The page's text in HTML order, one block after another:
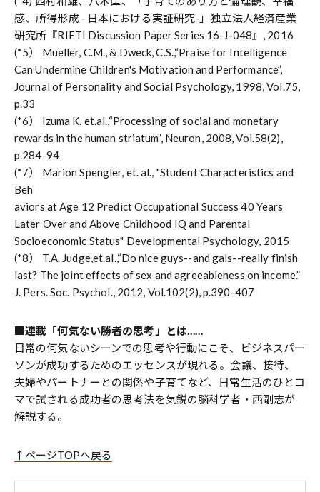
感、所得形成 –日本における実証研究-」独立法人経済産業
研究所『RIETI Discussion Paper Series 16-J-048』, 2016
(*5） Mueller, C.M., & Dweck, C.S.,“Praise for Intelligence
Can Undermine Children's Motivation and Performance”,
Journal of Personality and Social Psychology, 1998, Vol.75,
p.33
(*6） Izuma K. et.al.,“Processing of social and monetary
rewards in the human striatum”, Neuron, 2008, Vol.58(2),
p.284-94
(*7） Marion Spengler, et. al., "Student Characteristics and
Beh
aviors at Age 12 Predict Occupational Success 40 Years
Later Over and Above Childhood IQ and Parental
Socioeconomic Status" Developmental Psychology, 2015
(*8） T.A. Judge,et.al.,“Do nice guys--and gals--really finish
last? The joint effects of sex and agreeableness on income.”
J. Pers. Soc. Psychol., 2012, Vol.102(2), p.390-407
■連載「何気ない勝者の思考」とは……
日常の何気ないシーンでの思考や行動にこそ、ビジネスパー
ソンが成功するためのエッセンスが現れる。会議、接待、
夫婦やパートナーとの関係や子育てなど、日常生活のひとコ
マで試される成功者の思考法を気鋭の脳科学者・西剛志が
解説する。
↑ページTOPへ戻る